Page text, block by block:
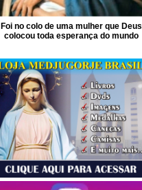
Foi no colo de uma mulher que Deus
colocou toda esperança do mundo